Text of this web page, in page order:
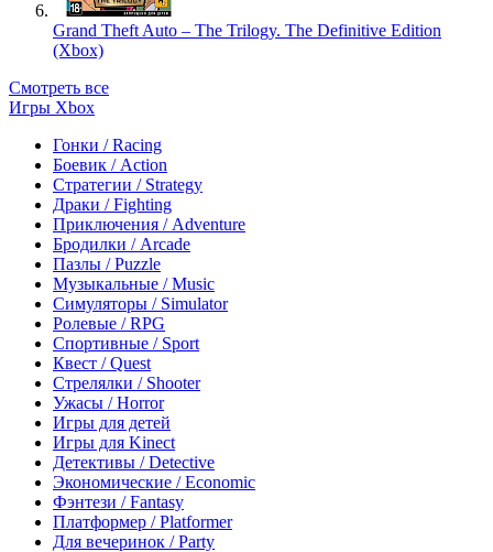
Grand Theft Auto – The Trilogy. The Definitive Edition
(Xbox)
Смотреть все
Игры Xbox
Гонки / Racing
Боевик / Action
Стратегии / Strategy
Драки / Fighting
Приключения / Adventure
Бродилки / Arcade
Пазлы / Puzzle
Музыкальные / Music
Симуляторы / Simulator
Ролевые / RPG
Спортивные / Sport
Квест / Quest
Стрелялки / Shooter
Ужасы / Horror
Игры для детей
Игры для Kinect
Детективы / Detective
Экономические / Economic
Фэнтези / Fantasy
Платформер / Platformer
Для вечеринок / Party